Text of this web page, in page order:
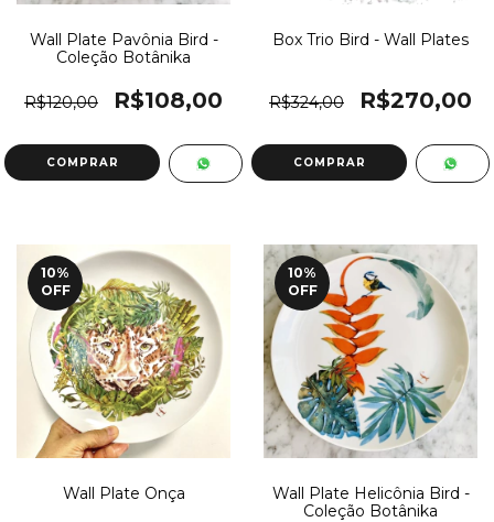
Wall Plate Pavônia Bird -
Coleção Botânika
R$120,00 R$108,00
Box Trio Bird - Wall Plates
R$324,00 R$270,00
10%
OFF
Wall Plate Onça
10%
OFF
Wall Plate Helicônia Bird -
Coleção Botânika